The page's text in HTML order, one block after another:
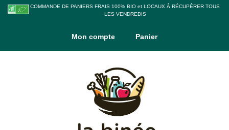
COMMANDE DE PANIERS FRAIS 100% BIO et LOCAUX À RÉCUPÉRER TOUS
LES VENDREDIS
Mon compte Panier